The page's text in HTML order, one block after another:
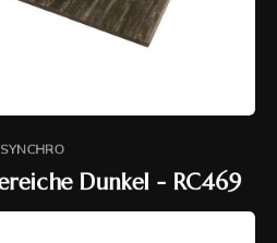
SYNCHRO
Dunkel - RC469